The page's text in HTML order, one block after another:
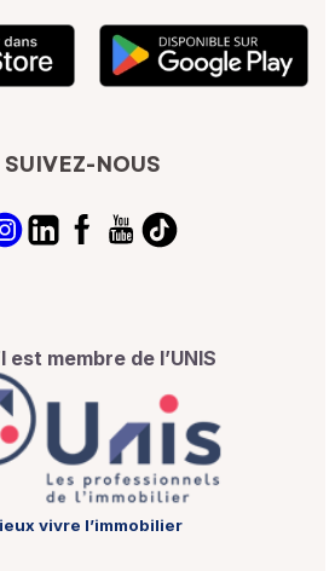
SUIVEZ-NOUS
est membre de l’UNIS
vivre l’immobilier